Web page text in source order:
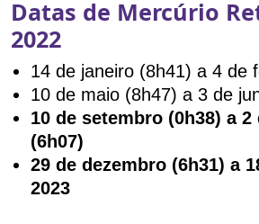
Datas de Mercúrio
2022
14 de janeiro (8h41) a 4 de
10 de maio (8h47) a 3 de
10 de setembro (0h38) a
(6h07)
29 de dezembro (6h31) a
2023